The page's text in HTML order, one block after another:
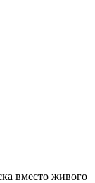
вместо живого